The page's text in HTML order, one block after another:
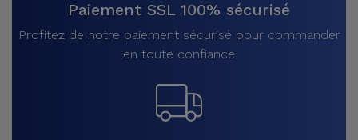
Paiement SSL 100% sécurisé
Profitez de notre paiement sécurisé pour commander
en toute confiance